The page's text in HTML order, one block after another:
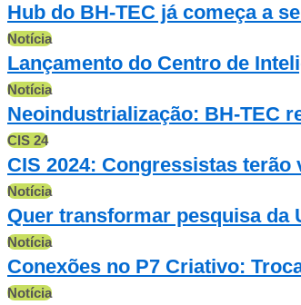
Hub do BH-TEC já começa a
Notícia
Lançamento do Centro de
Notícia
Neoindustrialização: BH-TEC
CIS 24
CIS 2024: Congressistas
Notícia
Quer transformar pesquisa da
Notícia
Conexões no P7 Criativo:
Notícia